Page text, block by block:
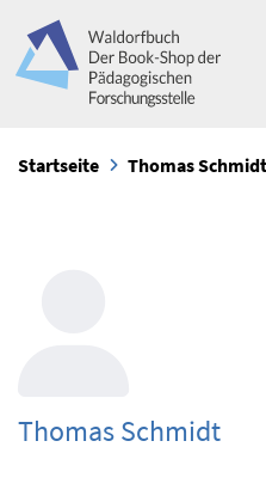
Startseite Thomas Schmidt
Thomas Schmidt